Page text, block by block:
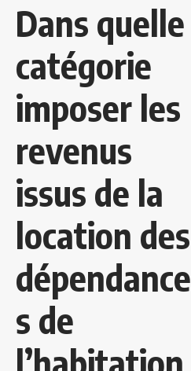
Dans quelle
catégorie
imposer les
revenus
issus de la
location des
dépendance
s de